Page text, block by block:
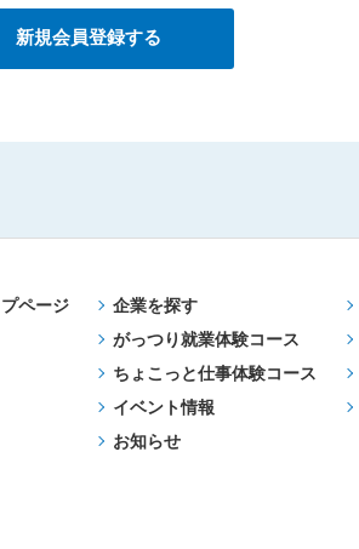
ページ
企業を探す
がっつり就業体験コース
ちょこっと仕事体験コース
イベント情報
お知らせ